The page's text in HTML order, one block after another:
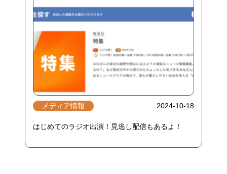
メディア情報 2024-10-18
はじめてのラジオ出演！見逃し配信もあるよ！